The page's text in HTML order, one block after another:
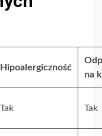
Hipoalergiczność
na
Tak Tak